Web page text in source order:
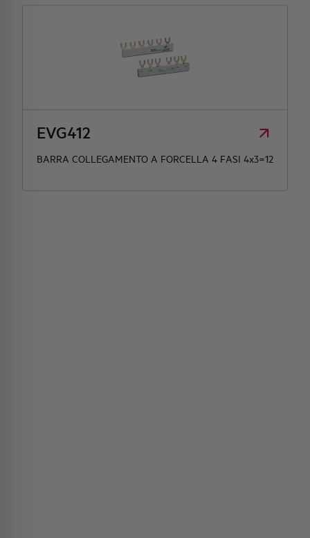
EVG412
BARRA COLLEGAMENTO A FORCELLA 4 FASI 4x3=12